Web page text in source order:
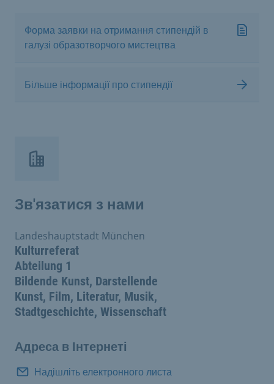
Форма заявки на отримання стипендій в
галузі образотворчого мистецтва
Більше інформації про стипендії
Зв'язатися з нами
Kulturreferat
Abteilung 1
Bildende Kunst, Darstellende
Kunst, Film, Literatur, Musik,
Stadtgeschichte, Wissenschaft
Landeshauptstadt München
Адреса в Інтернеті
Надішліть електронного листа